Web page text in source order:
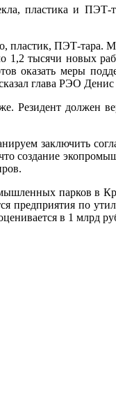
пластика и
пластик, ПЭТ-тара.
тысячи новых
оказать меры
глава РЭО Денис
Резидент должен
заключить
создание
парков в
по
в 1 млрд